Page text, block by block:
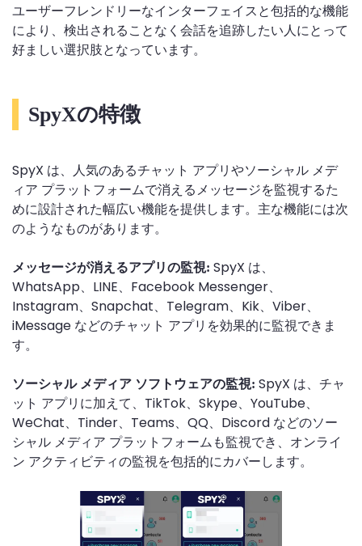
ユーザーフレンドリーなインターフェイスと包括的な機能
により、検出されることなく会話を追跡したい人にとって
好ましい選択肢となっています。
SpyXの特徴
SpyX は、人気のあるチャット アプリやソーシャル メデ
ィア プラットフォームで消えるメッセージを監視するた
めに設計された幅広い機能を提供します。主な機能には次
のようなものがあります。
メッセージが消えるアプリの監視: SpyX は、
WhatsApp、LINE、Facebook Messenger、
Instagram、Snapchat、Telegram、Kik、Viber、
iMessage などのチャット アプリを効果的に監視できま
す。
ソーシャル メディア ソフトウェアの監視: SpyX は、チャ
ット アプリに加えて、TikTok、Skype、YouTube、
WeChat、Tinder、Teams、QQ、Discord などのソー
シャル メディア プラットフォームも監視でき、オンライ
ン アクティビティの監視を包括的にカバーします。